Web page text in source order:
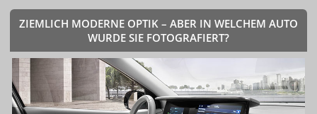
ZIEMLICH MODERNE OPTIK – ABER IN WELCHEM AUTO
WURDE SIE FOTOGRAFIERT?